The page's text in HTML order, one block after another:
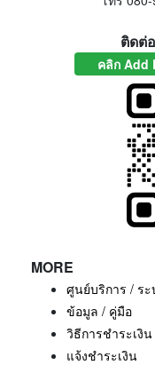
ติดต่
คลิก Add
MORE
ศูนย์บริการ / ร
ข้อมูล / คู่มือ
วิธีการชำระเงิน
แจ้งชำระเงิน